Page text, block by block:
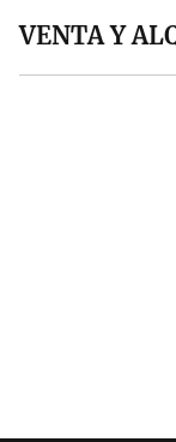
VENTA Y